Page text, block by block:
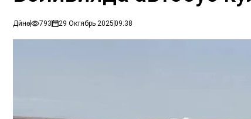
Дүйнө 793 29 Октябрь 202509:38